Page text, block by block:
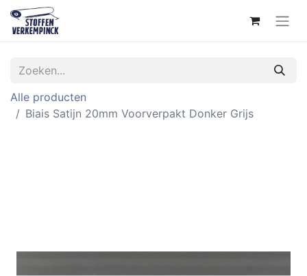
Alle producten
Biais Satijn 20mm Voorverpakt Donker Grijs